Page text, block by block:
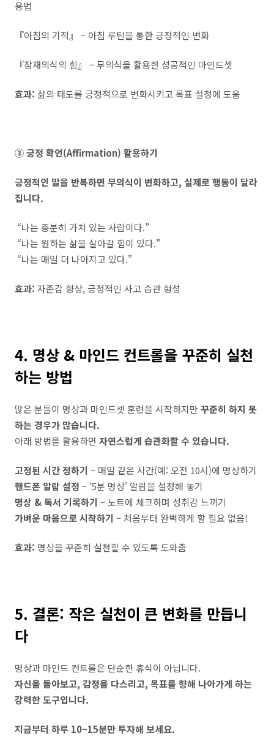
용법
『아침의 기적』 – 아침 루틴을 통한 긍정적인 변화
『잠재의식의 힘』 – 무의식을 활용한 성공적인 마인드셋
효과: 삶의 태도를 긍정적으로 변화시키고 목표 설정에 도움
③ 긍정 확언(Affirmation) 활용하기
긍정적인 말을 반복하면 무의식이 변화하고, 실제로 행동이 달라
집니다.
“나는 충분히 가치 있는 사람이다.”
“나는 원하는 삶을 살아갈 힘이 있다.”
“나는 매일 더 나아지고 있다.”
효과: 자존감 향상, 긍정적인 사고 습관 형성
4. 명상 & 마인드 컨트롤을 꾸준히 실천
하는 방법
많은 분들이 명상과 마인드셋 훈련을 시작하지만 꾸준히 하지 못
하는 경우가 많습니다.
아래 방법을 활용하면 자연스럽게 습관화할 수 있습니다.
고정된 시간 정하기 – 매일 같은 시간(예: 오전 10시)에 명상하기
핸드폰 알람 설정 – ‘5분 명상’ 알람을 설정해 놓기
명상 & 독서 기록하기 – 노트에 체크하며 성취감 느끼기
가벼운 마음으로 시작하기 – 처음부터 완벽하게 할 필요 없음!
효과: 명상을 꾸준히 실천할 수 있도록 도와줌
5. 결론: 작은 실천이 큰 변화를 만듭니
다
명상과 마인드 컨트롤은 단순한 휴식이 아닙니다.
자신을 돌아보고, 감정을 다스리고, 목표를 향해 나아가게 하는
강력한 도구입니다.
지금부터 하루 10~15분만 투자해 보세요.